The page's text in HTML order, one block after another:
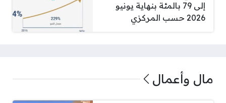
إلى 79 بالمئة بنهاية يونيو
2026 حسب المركزي
مال وأعمال